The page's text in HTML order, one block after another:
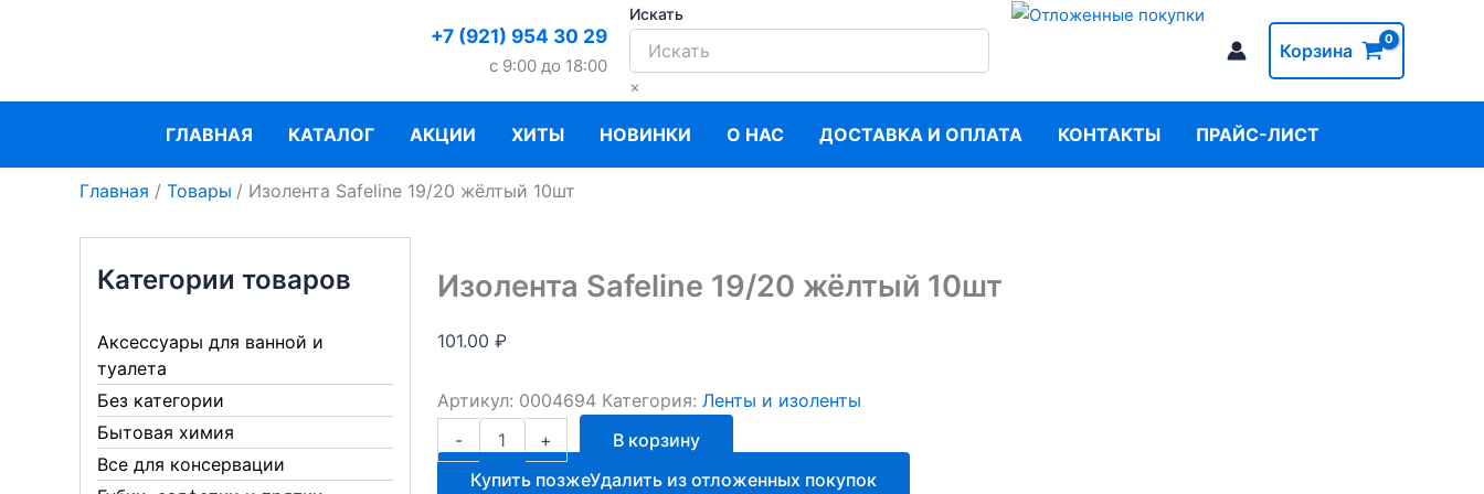
+7 (921) 954 30 29
c 9:00 до 18:00
Искать
×
Корзина
ГЛАВНАЯ КАТАЛОГ АКЦИИ ХИТЫ НОВИНКИ О НАС ДОСТАВКА И ОПЛАТА КОНТАКТЫ ПРАЙС-ЛИСТ
Главная Товары Изолента Safeline 19/20 жёлтый 10шт
Категории товаров
Аксессуары для ванной и
туалета
Без категории
Бытовая химия
Все для консервации
Изолента Safeline 19/20 жёлтый 10шт
101.00 ₽
Артикул: 0004694 Категория: Ленты и изоленты
-
Количество
товара
Изолента
+
В корзину
Купить позжеУдалить из отложенных покупок